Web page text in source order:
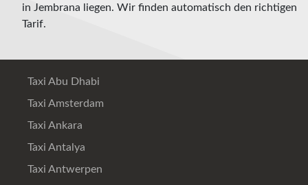
in Jembrana liegen. Wir finden automatisch den richtigen
Tarif.
Taxi Abu Dhabi
Taxi Amsterdam
Taxi Ankara
Taxi Antalya
Taxi Antwerpen